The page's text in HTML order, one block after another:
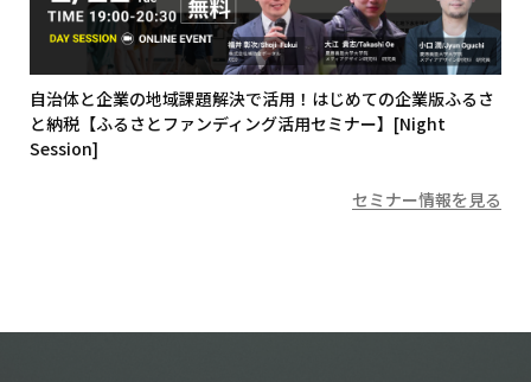
自治体と企業の地域課題解決で活用！はじめての企業版ふるさ
と納税【ふるさとファンディング活用セミナー】[Night
Session]
セミナー情報を見る